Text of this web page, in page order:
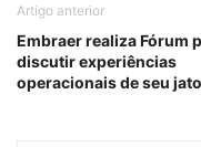
Artigo anterior
Embraer realiza Fórum
discutir experiências
operacionais de seu